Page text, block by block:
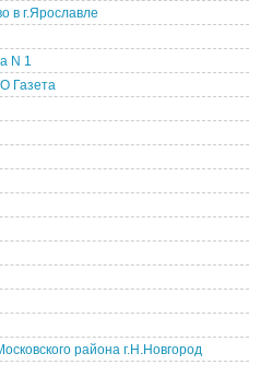
в г.Ярославле
N 1
Газета
района г.Н.Новгород